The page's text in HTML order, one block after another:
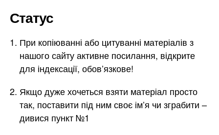
Статус
При копіюванні або цитуванні матеріалів з
нашого сайту активне посилання, відкрите
для індексації, обов’язкове!
Якщо дуже хочеться взяти матеріал просто
так, поставити під ним своє ім’я чи зграбити –
дивися пункт №1